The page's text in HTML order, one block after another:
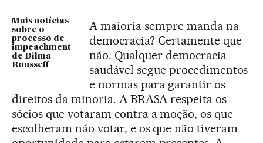
Mais notícias
sobre o
processo de
impeachment
de Dilma
Rousseff
A maioria sempre manda na
democracia? Certamente que
não. Qualquer democracia
saudável segue procedimentos
e normas para garantir os
direitos da minoria. A BRASA respeita os
sócios que votaram contra a moção, os que
escolheram não votar, e os que não tiveram